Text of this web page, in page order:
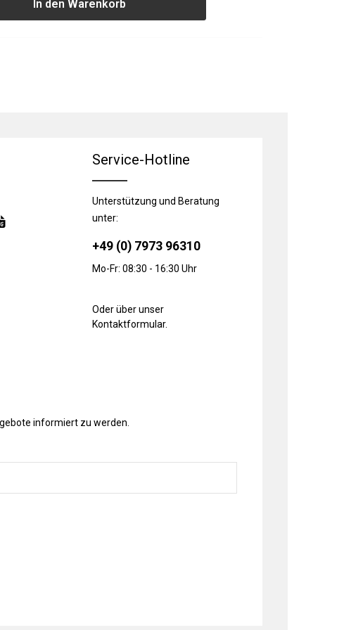
In den Warenkorb
Service-Hotline
Unterstützung und Beratung
unter:
+49 (0) 7973 96310
Mo-Fr: 08:30 - 16:30 Uhr
Oder über unser
Kontaktformular.
informiert zu werden.